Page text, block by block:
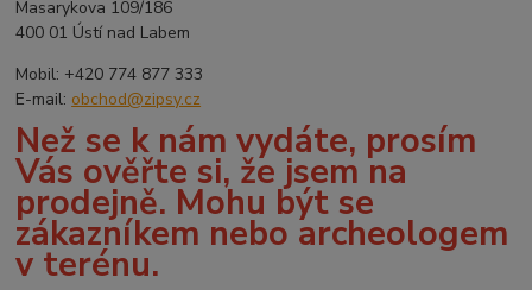
Masarykova 109/186
400 01 Ústí nad Labem
Mobil: +420 774 877 333
E-mail: obchod@zipsy.cz
Než se k nám vydáte, prosím
Vás ověřte si, že jsem na
prodejně. Mohu být se
zákazníkem nebo archeologem
v terénu.